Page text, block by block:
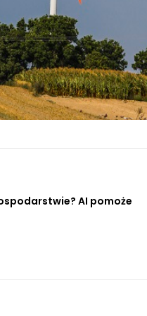
AI pomoże